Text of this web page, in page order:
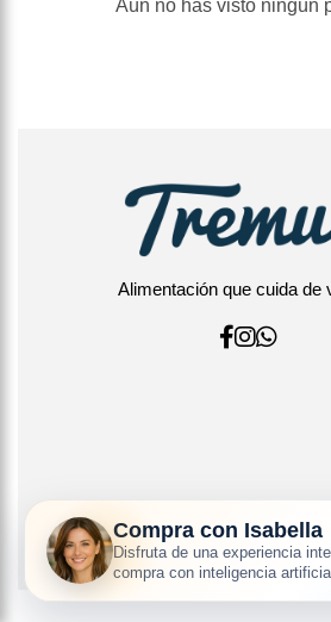
Aún no has visto ningún
Alimentación que cuida de